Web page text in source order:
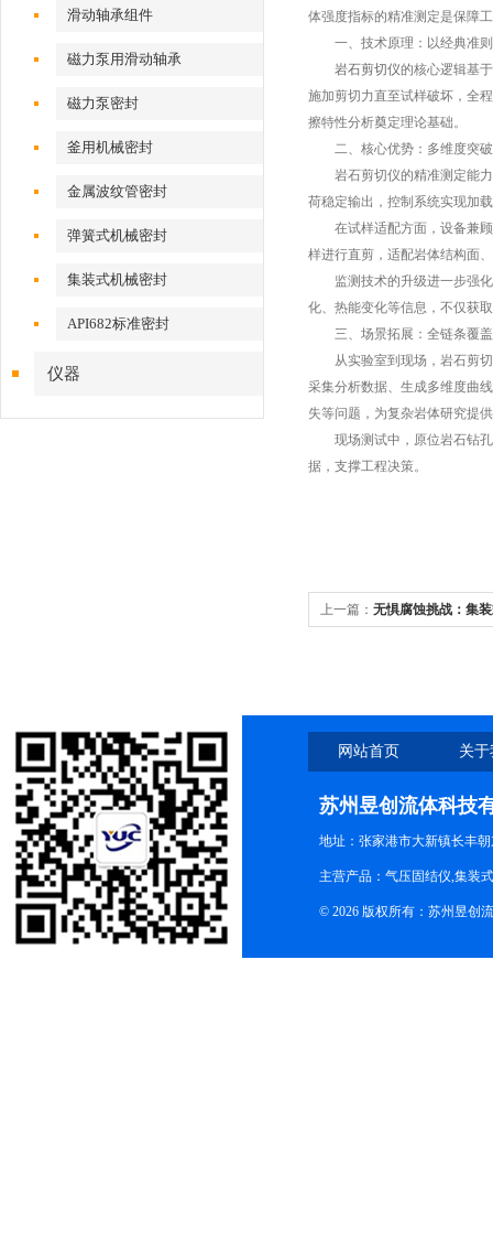
滑动轴承组件
磁力泵用滑动轴承
磁力泵密封
釜用机械密封
金属波纹管密封
弹簧式机械密封
集装式机械密封
API682标准密封
仪器
体强度指标的精准测定是保障
一、技术原理：以经典准则
岩石剪切仪的核心逻辑基
施加剪切力直至试样破坏，全
擦特性分析奠定理论基础。
二、核心优势：多维度突破
岩石剪切仪的精准测定能力
荷稳定输出，控制系统实现加
在试样适配方面，设备兼顾
样进行直剪，适配岩体结构面
监测技术的升级进一步强化
化、热能变化等信息，不仅获
三、场景拓展：全链条覆盖
从实验室到现场，岩石剪切
采集分析数据、生成多维度曲
失等问题，为复杂岩体研究提
现场测试中，原位岩石钻孔
据，支撑工程决策。
上一篇： 无惧腐蚀挑战：集
网站首页 关
苏州昱创流体科技
地址：张家港市大新镇长丰
主营产品：气压固结仪,集装
© 2026 版权所有：苏州昱创